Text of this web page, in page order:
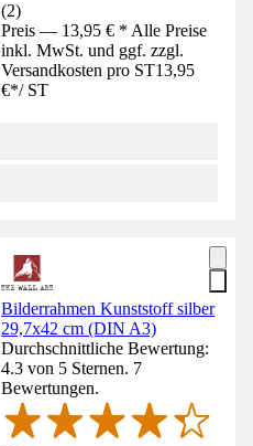
(2)
Preis — 13,95 € * Alle Preise
inkl. MwSt. und ggf. zzgl.
Versandkosten pro ST13,95
€*/ ST
Bilderrahmen Kunststoff silber
29,7x42 cm (DIN A3)
Durchschnittliche Bewertung:
4.3 von 5 Sternen. 7
Bewertungen.